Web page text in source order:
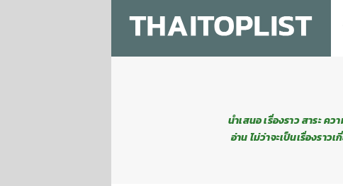
นำเสนอ เรื่องราว สาระ ค
อ่าน ไม่ว่าจะเป็นเรื่องรา